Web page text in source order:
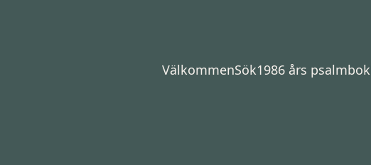
VälkommenSök1986 års psalmbok